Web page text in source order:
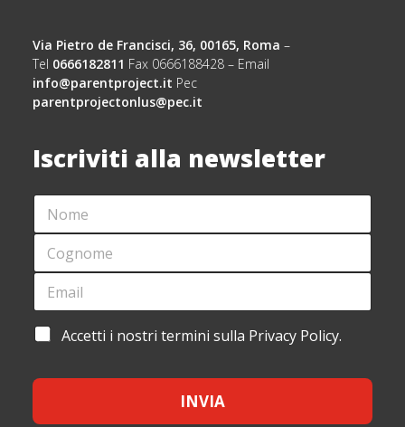
Via Pietro de Francisci, 36, 00165, Roma –
Tel 0666182811 Fax 0666188428 – Email
info@parentproject.it Pec
parentprojectonlus@pec.it
Iscriviti alla newsletter
N
M
N
*
G
N
M
*
C
G
O
E
E
A
I
L
A
E
T
Accetti i nostri termini sulla Privacy Policy.
INVIA